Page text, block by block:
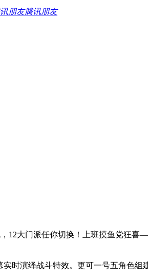
腾讯朋友
12大门派任你切换！上班摸鱼党狂
时演绎战斗特效。更可一号五角色组